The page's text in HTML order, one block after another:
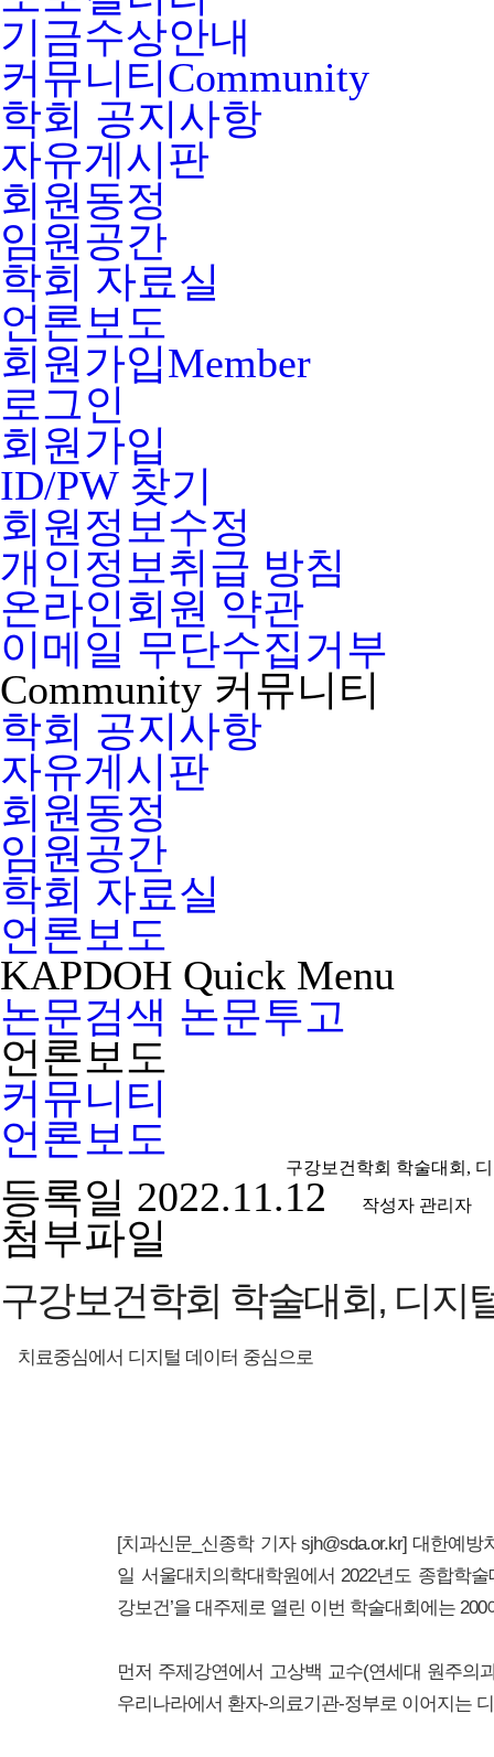
기금수상안내
커뮤니티Community
학회 공지사항
자유게시판
회원동정
임원공간
학회 자료실
언론보도
회원가입Member
로그인
회원가입
ID/PW 찾기
회원정보수정
개인정보취급 방침
온라인회원 약관
이메일 무단수집거부
Community 커뮤니티
학회 공지사항
자유게시판
회원동정
임원공간
학회 자료실
언론보도
KAPDOH Quick Menu
논문검색 논문투고
언론보도
커뮤니티
언론보도
구강보건학회 학술대회,
등록일 2022.11.12 작성자 관리자
첨부파일
구강보건학회 학술대회, 디지
치료중심에서 디지털 데이터 중심으로
[치과신문_신종학 기자 sjh@sda.or.kr]대한예방
일 서울대치의학대학원에서 2022년도 종합학
강보건’을 대주제로 열린 이번 학술대회에는
먼저 주제강연에서 고상백 교수(연세대 원주의
우리나라에서 환자-의료기관-정부로 이어지는